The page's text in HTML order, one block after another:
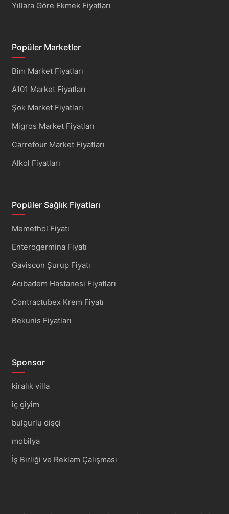
Yıllara Göre Ekmek Fiyatları
Popüler Marketler
Bim Market Fiyatları
A101 Market Fiyatları
Şok Market Fiyatları
Migros Market Fiyatları
Carrefour Market Fiyatları
Alkol Fiyatları
Popüler Sağlık Fiyatları
Memethol Fiyatı
Enterogermina Fiyatı
Gaviscon Şurup Fiyatı
Acıbadem Hastanesi Fiyatları
Contractubex Krem Fiyatı
Bekunis Fiyatları
Sponsor
kiralık villa
iç giyim
bulgurlu dişçi
mobilya
İş Birliği ve Reklam Çalışması